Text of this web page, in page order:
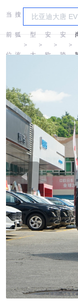
当
前
位
搜
狐
汽
＞
车
型
大
＞
长
安
欧
＞
长
安
跨
＞